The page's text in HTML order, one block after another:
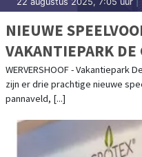
NIEUWE
VAKANTIEPARK DE
WERVERSHOOF - Vakantiepark
zijn er drie prachtige nieuwe
pannaveld, [...]